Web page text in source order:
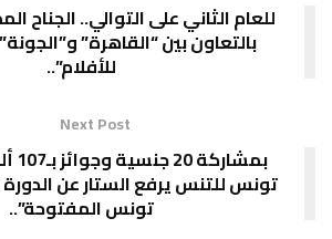
للعام الثاني على التوالي.. الجناح
بالتعاون بين “القاهرة”
للأفلام”..
Next Post
تونس المفتوحة”..